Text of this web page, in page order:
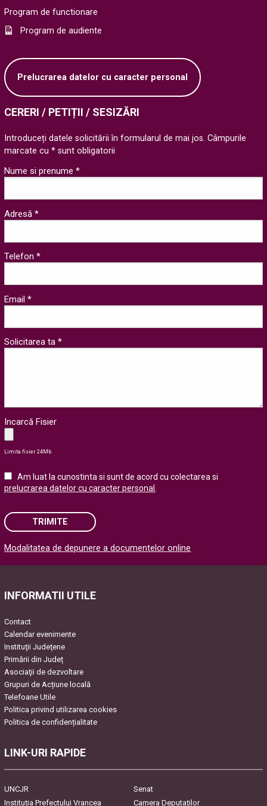
Program de functionare
Program de audiente
Prelucrarea datelor cu caracter personal
CERERI / PETIȚII / SESIZĂRI
Introduceți datele solicitării în formularul de mai jos. Câmpurile
marcate cu * sunt obligatorii
Nume si prenume *
Adresă *
Telefon *
Email *
Solicitarea ta *
Incarcă Fisier
Limita fisier 24Mb
Am luat la cunostinta si sunt de acord cu colectarea si
prelucrarea datelor cu caracter personal
TRIMITE
Please leave this field empty.
Modalitatea de depunere a documentelor online
INFORMATII UTILE
Contact
Calendar evenimente
Instituţii Judeţene
Primării din Județ
Asociaţii de dezvoltare
Grupuri de Acțiune locală
Telefoane Utile
Politica privind utilizarea cookies
Politica de confidențialitate
LINK-URI RAPIDE
UNCJR
Senat
Instituția Prefectului Vrancea
Camera Deputaților